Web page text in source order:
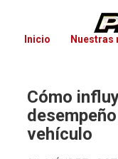
Inicio Nuestras
Cómo
vehículo